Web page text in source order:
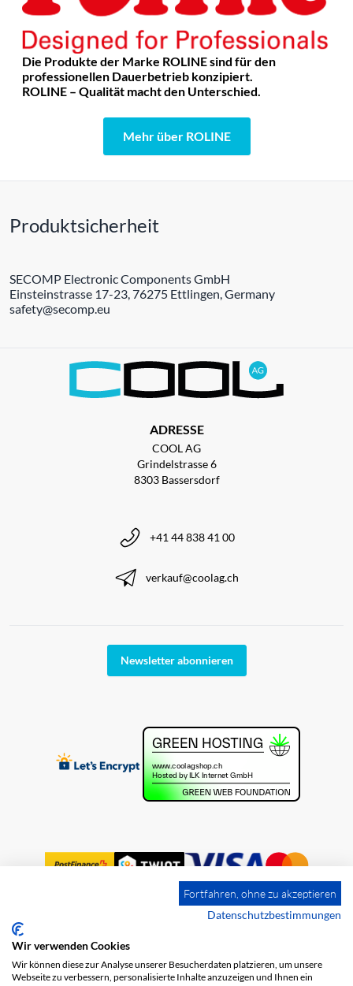
Die Produkte der Marke ROLINE sind für den
professionellen Dauerbetrieb konzipiert.
ROLINE – Qualität macht den Unterschied.
Mehr über ROLINE
Produktsicherheit
SECOMP Electronic Components GmbH
Einsteinstrasse 17-23, 76275 Ettlingen, Germany
safety@secomp.eu
ADRESSE
COOL AG
Grindelstrasse 6
8303 Bassersdorf
+41 44 838 41 00
verkauf@coolag.ch
Newsletter abonnieren
Impressum
Datenschutz
Fortfahren, ohne zu akzeptieren
Datenschutzbestimmungen
Wir verwenden Cookies
Wir können diese zur Analyse unserer Besucherdaten platzieren, um unsere
Webseite zu verbessern, personalisierte Inhalte anzuzeigen und Ihnen ein